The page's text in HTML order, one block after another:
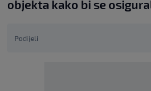
objekta kako bi se
Podijeli